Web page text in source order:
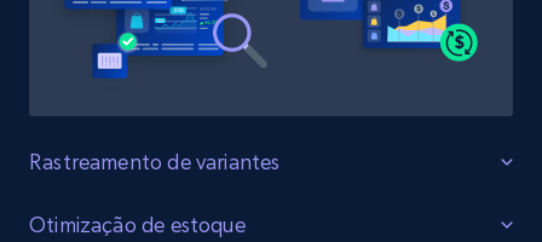
URL, Product id, Title, Product description,
Rating, Reviews count, Initial price, Discount,
and more.
Rastreamento de variantes
Monitore todas as variantes do produto
Otimização de estoque